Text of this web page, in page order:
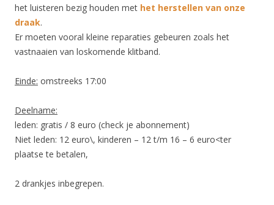
het luisteren bezig houden met het herstellen van onze
draak.
Er moeten vooral kleine reparaties gebeuren zoals het
vastnaaien van loskomende klitband.
Einde: omstreeks 17:00
Deelname:
leden: gratis / 8 euro (check je abonnement)
Niet leden: 12 euro\, kinderen – 12 t/m 16 – 6 euro<ter
plaatse te betalen,
2 drankjes inbegrepen.